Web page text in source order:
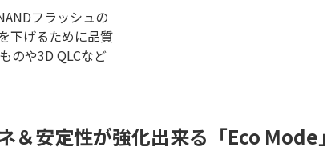
フラッシュの
下げるために品質
のや3D QLCなど
＆安定性が強化出来る「Eco Mode